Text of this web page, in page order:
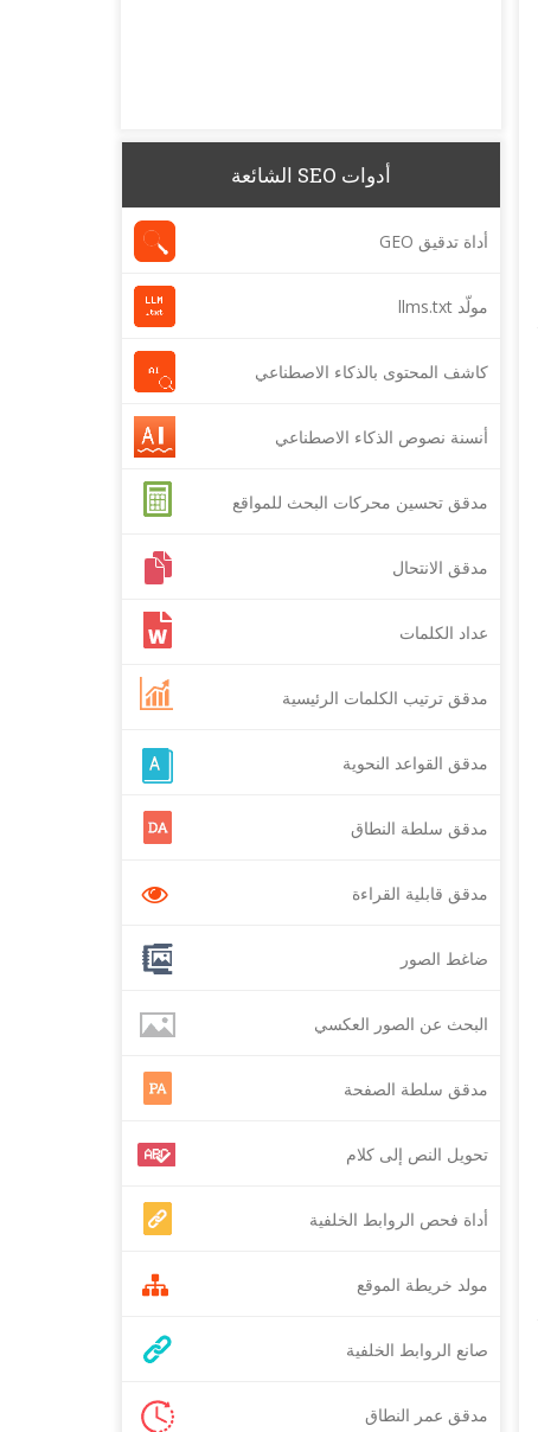
أدوات SEO الشائعة
أداة تدقيق GEO
مولّد llms.txt
كاشف المحتوى بالذكاء الاصطناعي
أنسنة نصوص الذكاء الاصطناعي
مدقق تحسين محركات البحث للمواقع
مدقق الانتحال
عداد الكلمات
مدقق ترتيب الكلمات الرئيسية
مدقق القواعد النحوية
مدقق سلطة النطاق
مدقق قابلية القراءة
ضاغط الصور
البحث عن الصور العكسي
مدقق سلطة الصفحة
تحويل النص إلى كلام
أداة فحص الروابط الخلفية
مولد خريطة الموقع
صانع الروابط الخلفية
مدقق عمر النطاق